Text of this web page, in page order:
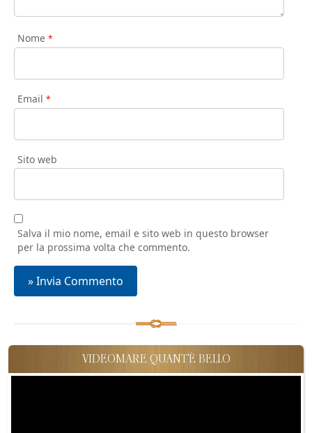
Nome *
Email *
Sito web
Salva il mio nome, email e sito web in questo browser
per la prossima volta che commento.
VIDEOMARE QUANT'È BELLO